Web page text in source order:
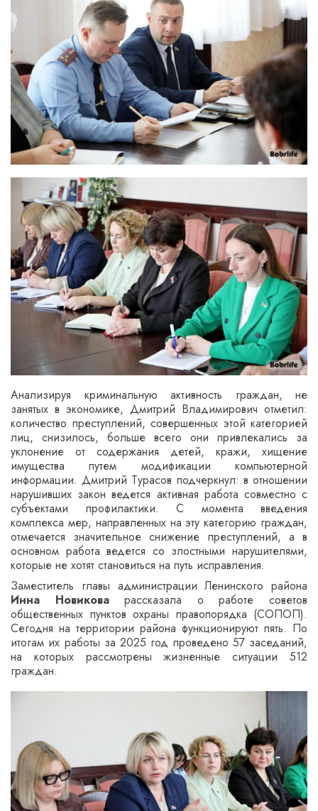
Анализируя криминальную активность граждан, не
занятых в экономике, Дмитрий Владимирович отметил:
количество преступлений, совершенных этой категорией
лиц, снизилось, больше всего они привлекались за
уклонение от содержания детей, кражи, хищение
имущества путем модификации компьютерной
информации. Дмитрий Турасов подчеркнул: в отношении
нарушивших закон ведется активная работа совместно с
субъектами профилактики. С момента введения
комплекса мер, направленных на эту категорию граждан,
отмечается значительное снижение преступлений, а в
основном работа ведется со злостными нарушителями,
которые не хотят становиться на путь исправления.
Заместитель главы администрации Ленинского района
Инна Новиковарассказала о работе советов
общественных пунктов охраны правопорядка (СОПОП).
Сегодня на территории района функционируют пять. По
итогам их работы за 2025 год проведено 57 заседаний,
на которых рассмотрены жизненные ситуации 512
граждан.